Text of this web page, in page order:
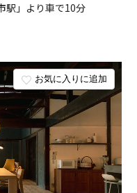
お気に入りに追加
駅」より車で10分